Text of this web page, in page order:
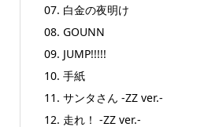
07. 白金の夜明け
08. GOUNN
09. JUMP!!!!!
10. 手紙
11. サンタさん -ZZ ver.-
12. 走れ！ -ZZ ver.-